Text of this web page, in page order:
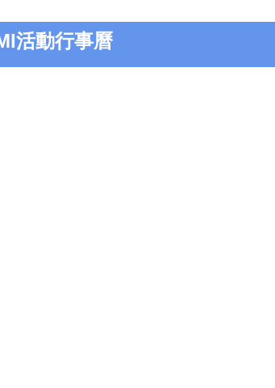
活動行事曆